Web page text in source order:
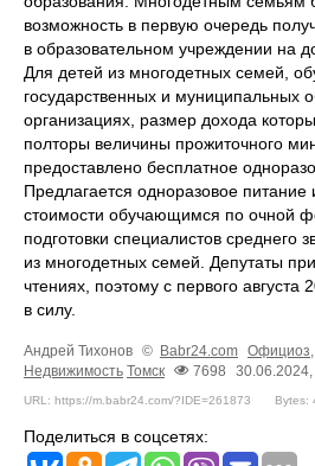
возможность в первую очередь
в образовательном учреждении на
Для детей из многодетных семей,
государственных и муниципальных
организациях, размер дохода
полторы величины прожиточного
предоставлено бесплатное
Предлагается одноразовое
стоимости обучающимся по очной
подготовки специалистов среднего
из многодетных семей. Депутаты
чтениях, поэтому с первого августа
в силу.
Андрей Тихонов © Babr24.com Официоз
Недвижимость Томск 7698 30.06.2024,
URL: https://m.babr24.com/?IDE=261873 Bytes:
Поделиться в соцсетях: